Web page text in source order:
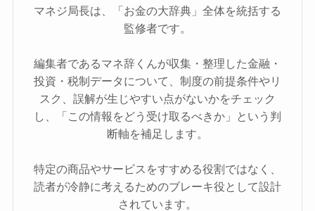
マネジ局長は、「お金の大辞典」全体を統括する
監修者です。
編集者であるマネ辞くんが収集・整理した金融・
投資・税制データについて、制度の前提条件やリ
スク、誤解が生じやすい点がないかをチェック
し、「この情報をどう受け取るべきか」という判
断軸を補足します。
特定の商品やサービスをすすめる役割ではなく、
読者が冷静に考えるためのブレーキ役として設計
されています。